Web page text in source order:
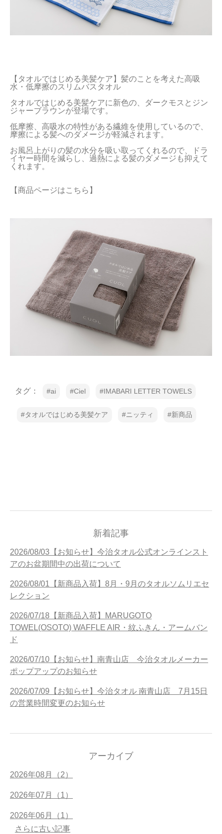
新着記事
2026/08/03【お知らせ】今治タオル公式オンラインスト
アのお盆期間中の出荷について
2026/08/01【新商品入荷】8月・9月のタオルソムリエセ
レクション
2026/07/18【新商品入荷】MARUGOTO
TOWEL(OSOTO) WAFFLE AIR・紋ふきん・アームバン
ド
2026/07/10【お知らせ】南青山店 今治タオルメーカー
ポップアップのお知らせ
2026/07/09【お知らせ】今治タオル 南青山店 7月15日
の営業時間変更のお知らせ
アーカイブ
2026年08月（2）
2026年07月（1）
2026年06月（1）
さらに古い記事
【タオルではじめる美髪ケア】髪のことを考えた高吸
水・低摩擦のスリムバスタオル
タオルではじめる美髪ケアに新色の、ダークモスとジン
ジャーブラウンが登場です。
低摩擦、高吸水の特性がある繊維を使用しているので、
摩擦による髪へのダメージが軽減されます。
お風呂上がりの髪の水分を吸い取ってくれるので、ドラ
イヤー時間を減らし、過熱による髪のダメージも抑えて
【商品ページはこちら】
タグ： ai Ciel IMABARI LETTER TOWELS
タオルではじめる美髪ケア ニッティ 新商品